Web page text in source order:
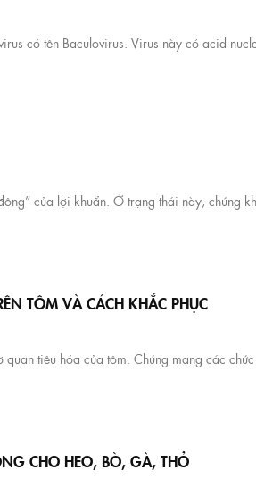
có tên Baculovirus. Virus này có acid
của lợi khuẩn. Ở trạng thái này, chúng
TÔM VÀ CÁCH KHẮC PHỤC
tiêu hóa của tôm. Chúng mang các
CHO HEO, BÒ, GÀ, THỎ